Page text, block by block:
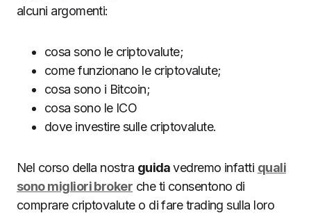
alcuni argomenti:
cosa sono le criptovalute;
come funzionano le criptovalute;
cosa sono i Bitcoin;
cosa sono le ICO
dove investire sulle criptovalute.
Nel corso della nostra guidavedremo infatti quali
sono migliori broker che ti consentono di
comprare criptovalute o di fare trading sulla loro